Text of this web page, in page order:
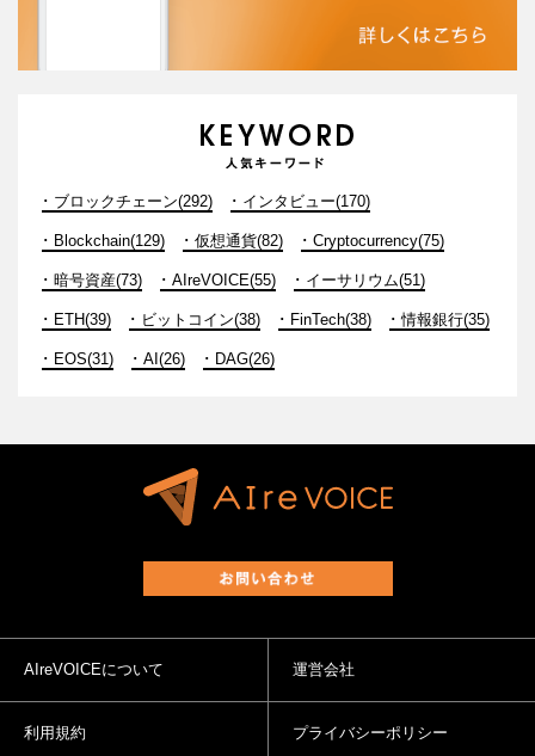
ブロックチェーン(292) インタビュー(170)
Blockchain(129) 仮想通貨(82) Cryptocurrency(75)
暗号資産(73) AIreVOICE(55) イーサリウム(51)
ETH(39) ビットコイン(38) FinTech(38) 情報銀行(35)
EOS(31) AI(26) DAG(26)
AIreVOICEについて 運営会社
利用規約 プライバシーポリシー